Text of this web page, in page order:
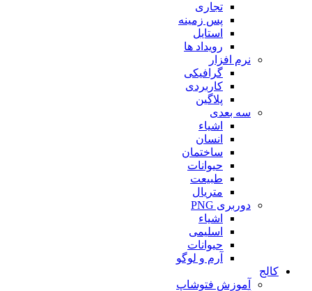
تجاری
پس زمینه
استایل
رویداد ها
نرم افزار
گرافیکی
کاربردی
پلاگین
سه بعدی
اشیاء
انسان
ساختمان
حیوانات
طبیعت
متریال
دوربری PNG
اشیاء
اسلیمی
حیوانات
آرم و لوگو
کالج
آموزش فتوشاپ